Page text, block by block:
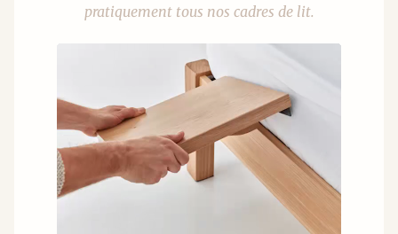
pratiquement tous nos cadres de lit.